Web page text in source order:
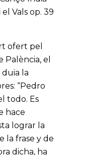
Vals op. 39
ofert pel
Palència, el
la
“Pedro
todo. Es
hace
lograr la
la frase y de
dicha, ha